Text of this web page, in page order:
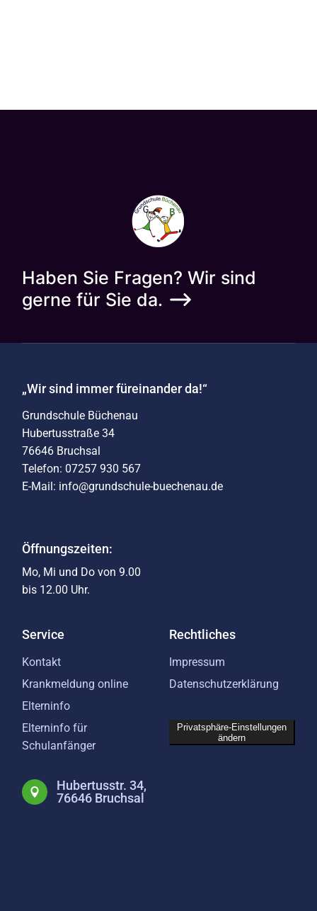
Haben Sie Fragen? Wir sind
gerne für Sie da.
„Wir sind immer füreinander da!“
Grundschule Büchenau
Hubertusstraße 34
76646 Bruchsal
Telefon: 07257 930 567
E-Mail: info@grundschule-buechenau.de
Öffnungszeiten:
Mo, Mi und Do von 9.00
bis 12.00 Uhr.
Service
Kontakt
Krankmeldung online
Elterninfo
Elterninfo für
Schulanfänger
Hubertusstr. 34,
76646 Bruchsal
Rechtliches
Impressum
Datenschutzerklärung
Privatsphäre-Einstellungen
ändern